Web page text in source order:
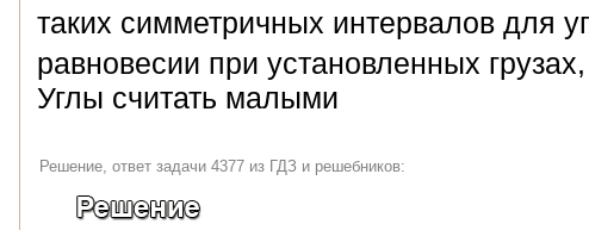
таких симметричных интервалов для
равновесии при установленных
Углы считать малыми
Решение, ответ задачи 4377 из ГДЗ и решебников: